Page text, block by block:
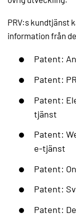
PRV:s kundtjänst
information från
Patent:
Patent:
Patent:
tjänst
Patent:
e-tjänst
Patent:
Patent:
Patent: